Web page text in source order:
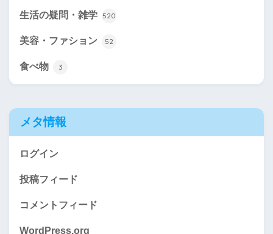
生活の疑問・雑学 520
美容・ファション 52
食べ物 3
メタ情報
ログイン
投稿フィード
コメントフィード
WordPress.org